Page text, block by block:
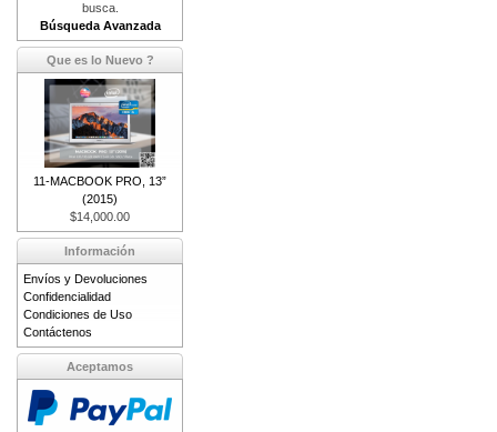
busca.
Búsqueda Avanzada
Que es lo Nuevo ?
11-MACBOOK PRO, 13”
(2015)
$14,000.00
Información
Envíos y Devoluciones
Confidencialidad
Condiciones de Uso
Contáctenos
Aceptamos